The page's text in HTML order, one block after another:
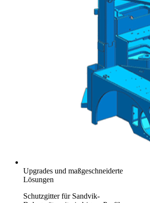
Upgrades und maßgeschneiderte
Lösungen
Schutzgitter für Sandvik-